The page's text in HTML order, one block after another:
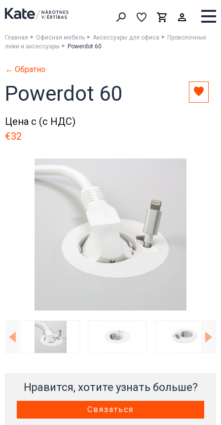
Искать товары
ВыборкаКорзинаВыборка
Главная Офисная мебель Аксессуары для офиса
Проволочные
люки и аксессуары
Powerdot 60
← Обратно
Powerdot 60
Цена с (с НДС)
€32
Нравится, хотите узнать больше?
Связаться